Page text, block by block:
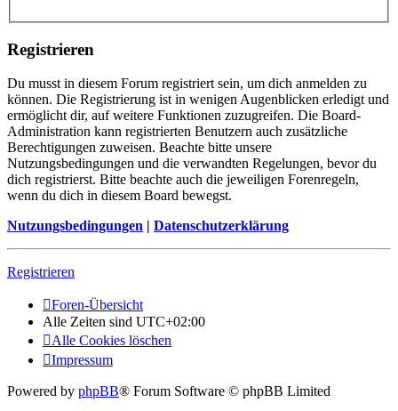
Registrieren
Du musst in diesem Forum registriert sein, um dich anmelden zu
können. Die Registrierung ist in wenigen Augenblicken erledigt und
ermöglicht dir, auf weitere Funktionen zuzugreifen. Die Board-
Administration kann registrierten Benutzern auch zusätzliche
Berechtigungen zuweisen. Beachte bitte unsere
Nutzungsbedingungen und die verwandten Regelungen, bevor du
dich registrierst. Bitte beachte auch die jeweiligen Forenregeln,
wenn du dich in diesem Board bewegst.
Nutzungsbedingungen | Datenschutzerklärung
Registrieren
Foren-Übersicht
Alle Zeiten sind UTC+02:00
Alle Cookies löschen
Impressum
Powered by phpBB® Forum Software © phpBB Limited